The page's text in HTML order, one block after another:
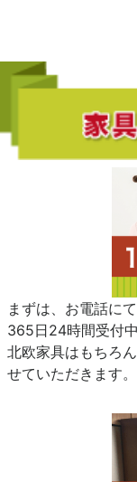
まずは、お電話に
365日24時間受付中
北欧家具はもちろ
せていただきます。